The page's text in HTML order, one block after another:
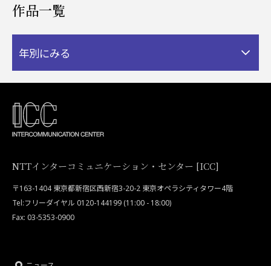
作品一覧
年別にみる
NTTインターコミュニケーション・センター [ICC]
〒163-1404 東京都新宿区西新宿3-20-2 東京オペラシティタワー4階
Tel:フリーダイヤル 0120-144199 (11:00 - 18:00)
Fax: 03-5353-0900